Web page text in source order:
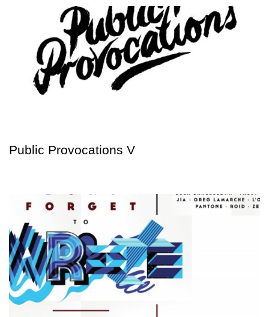
Public Provocations V